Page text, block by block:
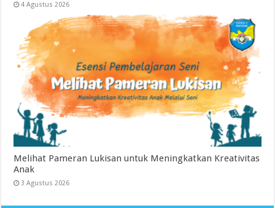
4 Agustus 2026
Melihat Pameran Lukisan untuk Meningkatkan Kreativitas
Anak
3 Agustus 2026